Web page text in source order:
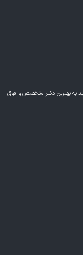
به بهترین دکتر متخصص و فوق